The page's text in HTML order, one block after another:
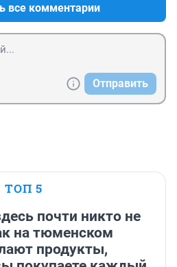
все комментарии
Отправить
ТОП 5
почти никто не
на тюменском
продукты,